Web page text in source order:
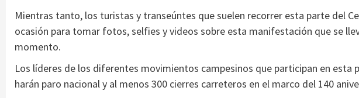
Mientras tanto, los turistas y transeúntes que suelen recorrer esta parte del
ocasión para tomar fotos, selfies y videos sobre esta manifestación que se
momento.
Los líderes de los diferentes movimientos campesinos que participan en esta
harán paro nacional y al menos 300 cierres carreteros en el marco del 140